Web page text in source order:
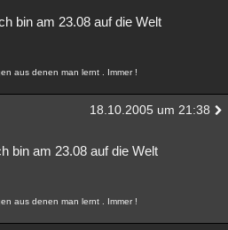
bin am 23.08 auf die Welt
aus denen man lernt . Immer !
18.10.2005 um 21:38
bin am 23.08 auf die Welt
aus denen man lernt . Immer !